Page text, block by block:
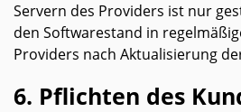
Servern des Providers ist nur
den Softwarestand in
Providers nach Aktualisierung
6. Pflichten des